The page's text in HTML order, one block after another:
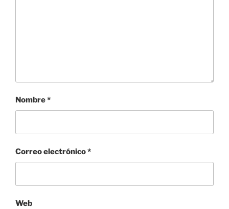
Nombre*
Correo electrónico*
Web